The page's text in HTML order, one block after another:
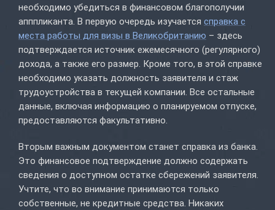
необходимо убедиться в финансовом благополучии
апппликанта. В первую очередь изучается справка с
места работы для визы в Великобританию – здесь
подтверждается источник ежемесячного (регулярного)
дохода, а также его размер. Кроме того, в этой справке
необходимо указать должность заявителя и стаж
трудоустройства в текущей компании. Все остальные
данные, включая информацию о планируемом отпуске,
предоставляются факультативно.
Вторым важным документом станет справка из банка.
Это финансовое подтверждение должно содержать
сведения о доступном остатке сбережений заявителя.
Учтите, что во внимание принимаются только
собственные, не кредитные средства. Никаких